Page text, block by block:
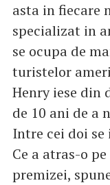
asta in fiecare
specializat in
se ocupa de
turistelor
Henry iese din
de 10 ani de a
Intre cei doi
Ce a atras-o
premizei,